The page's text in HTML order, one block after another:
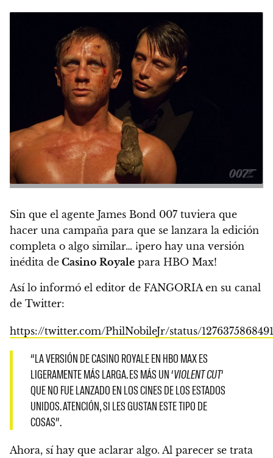
Sin que el agente James Bond 007 tuviera que
hacer una campaña para que se lanzara la edición
completa o algo similar… ¡pero hay una versión
inédita de Casino Royale para HBO Max!
Así lo informó el editor de FANGORIA en su canal
de Twitter:
https://twitter.com/PhilNobileJr/status/
“LA VERSIÓN DE CASINO ROYALE EN HBO MAX ES
LIGERAMENTE MÁS LARGA. ES MÁS UN ‘VIOLENT CUT‘
QUE NO FUE LANZADO EN LOS CINES DE LOS ESTADOS
UNIDOS. ATENCIÓN, SI LES GUSTAN ESTE TIPO DE
COSAS”.
Ahora, sí hay que aclarar algo. Al parecer se trata